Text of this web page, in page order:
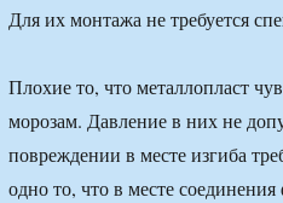
Для их монтажа не требуется
Плохие то, что металлопласт
морозам. Давление в них не
повреждении в месте изгиба
одно то, что в месте